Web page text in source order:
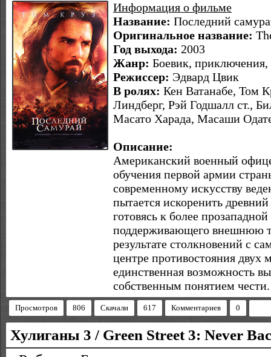
Информация о фильме
Название: Последний
Оригинальное название:
Год выхода: 2003
Жанр: Боевик, приключения,
Режиссер: Эдвард Цвик
В ролях: Кен Ватанабе, Том
Линдберг, Рэй Годшалл ст.,
Масато Харада, Масаши
Описание:
Американский военный
обучения первой армии
современному искусству
пытается искоренить
готовясь к более
поддерживающего внешнюю
результате столкновений с
центре противостояния двух
единственная возможность
собственным понятием чести.
Просмотров 806 Скачали 617 Комментариев 0
Хулиганы 3 / Green Street 3: Never